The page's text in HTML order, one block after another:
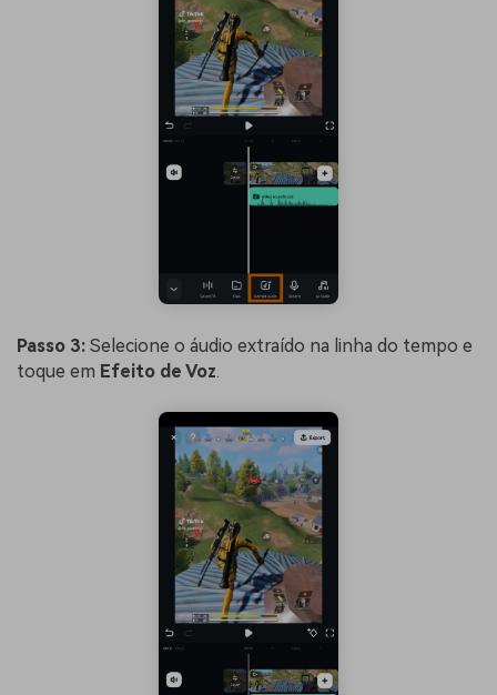
Passo 3: Selecione o áudio extraído na linha do tempo e
toque em Efeito de Voz.